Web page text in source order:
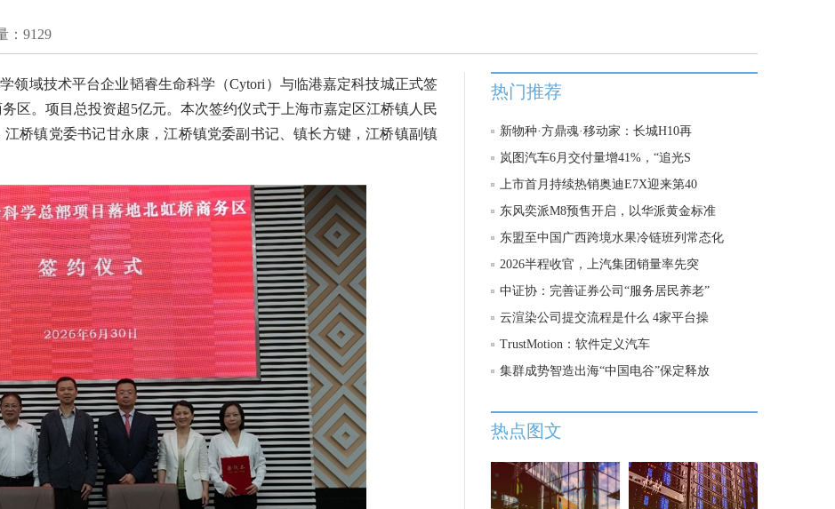
：9129
领域技术平台企业韬睿生命科学（Cytori）与临港嘉定科技城正式签
区。项目总投资超5亿元。本次签约仪式于上海市嘉定区江桥镇人民
桥镇党委书记甘永康，江桥镇党委副书记、镇长方键，江桥镇副镇
热门推荐
新物种·方鼎魂·移动家：长城H10再
岚图汽车6月交付量增41%，“追光S
上市首月持续热销奥迪E7X迎来第40
东风奕派M8预售开启，以华派黄金标准
东盟至中国广西跨境水果冷链班列常态化
2026半程收官，上汽集团销量率先突
中证协：完善证券公司“服务居民养老”
云渲染公司提交流程是什么 4家平台操
TrustMotion：软件定义汽车
集群成势智造出海“中国电谷”保定释放
热点图文